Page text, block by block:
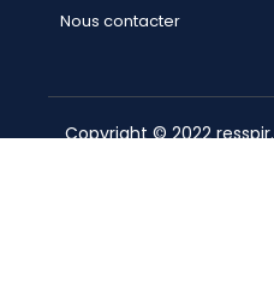
Nous contacter
Copyright © 2022